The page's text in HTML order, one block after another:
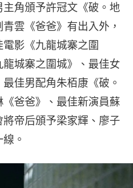
角頒予許冠文《破。地
雲《爸爸》有出入外，
影《九龍城寨之圍
城寨之圍城》、最佳女
佳男配角朱栢康《破。
爸爸》、最佳新演員蘇
帝后頒予梁家輝、廖子
。